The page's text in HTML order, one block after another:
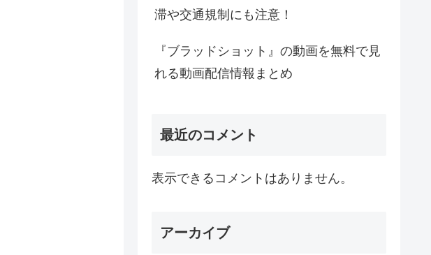
滞や交通規制にも注意！
『ブラッドショット』の動画を無料で見
れる動画配信情報まとめ
最近のコメント
表示できるコメントはありません。
アーカイブ